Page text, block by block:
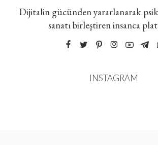
Dijitalin gücünden yararlanarak
sanatı birleştiren insanca
INSTAGRAM